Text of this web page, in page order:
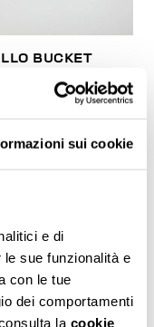
sui cookie
e di
sue funzionalità e
con le tue
dei comportamenti
la cookie
BUCKET
% SCONTO